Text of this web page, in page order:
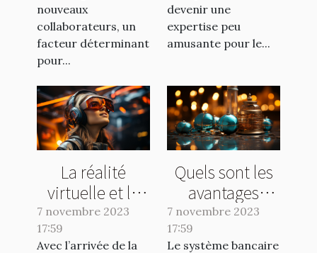
nouveaux
collaborateurs, un
facteur déterminant
pour...
devenir une
expertise peu
amusante pour le...
La réalité
virtuelle et la
5G : ce qu’il faut
comprendre !
7 novembre 2023
17:59
Avec l’arrivée de la
Quels sont les
avantages
d’une banque
en ligne ?
7 novembre 2023
17:59
Le système bancaire